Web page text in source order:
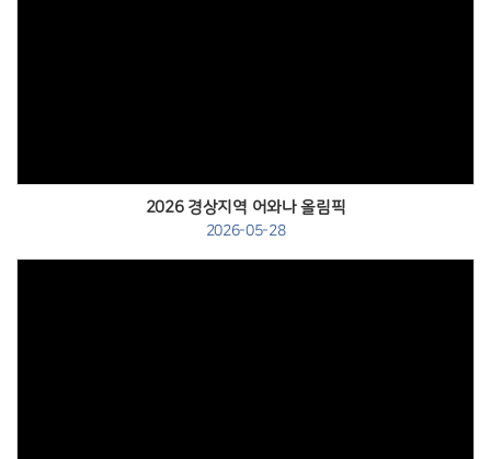
2026 경상지역 어와나 올림픽
2026-05-28